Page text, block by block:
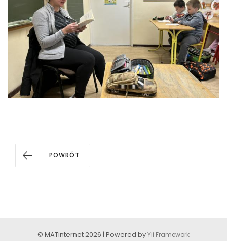
POWRÓT
© MATinternet 2026 | Powered byYii Framework